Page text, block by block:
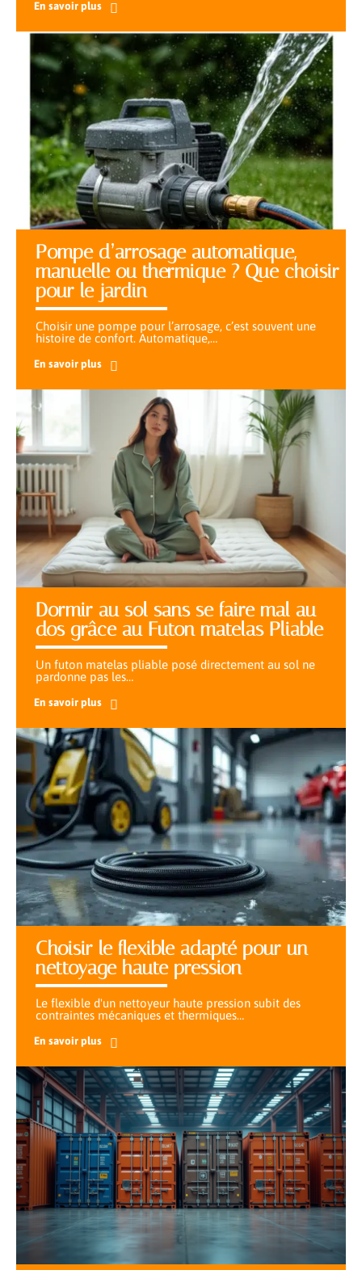
En savoir plus
Pompe d’arrosage automatique,
manuelle ou thermique ? Que choisir
pour le jardin
Choisir une pompe pour l’arrosage, c’est souvent une
histoire de confort. Automatique,…
En savoir plus
Dormir au sol sans se faire mal au
dos grâce au Futon matelas Pliable
Un futon matelas pliable posé directement au sol ne
pardonne pas les…
En savoir plus
Choisir le flexible adapté pour un
nettoyage haute pression
Le flexible d'un nettoyeur haute pression subit des
contraintes mécaniques et thermiques…
En savoir plus